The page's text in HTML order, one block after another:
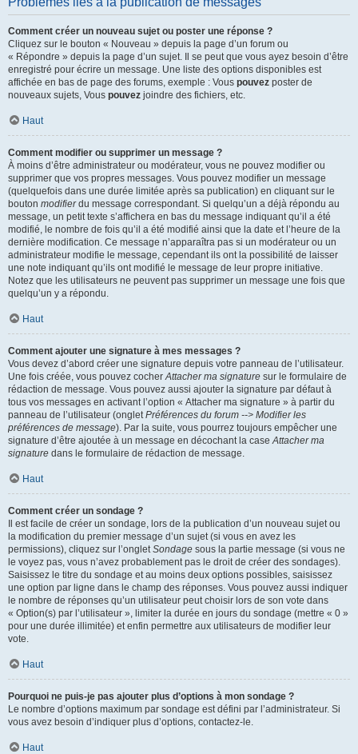
Comment créer un nouveau sujet ou poster une réponse ?
Cliquez sur le bouton « Nouveau » depuis la page d’un forum ou
« Répondre » depuis la page d’un sujet. Il se peut que vous ayez besoin d’être
enregistré pour écrire un message. Une liste des options disponibles est
affichée en bas de page des forums, exemple : Vous pouvez poster de
nouveaux sujets, Vous pouvez joindre des fichiers, etc.
Haut
Comment modifier ou supprimer un message ?
À moins d’être administrateur ou modérateur, vous ne pouvez modifier ou
supprimer que vos propres messages. Vous pouvez modifier un message
(quelquefois dans une durée limitée après sa publication) en cliquant sur le
bouton modifierdu message correspondant. Si quelqu’un a déjà répondu au
message, un petit texte s’affichera en bas du message indiquant qu’il a été
modifié, le nombre de fois qu’il a été modifié ainsi que la date et l’heure de la
dernière modification. Ce message n’apparaîtra pas si un modérateur ou un
administrateur modifie le message, cependant ils ont la possibilité de laisser
une note indiquant qu’ils ont modifié le message de leur propre initiative.
Notez que les utilisateurs ne peuvent pas supprimer un message une fois que
quelqu’un y a répondu.
Haut
Comment ajouter une signature à mes messages ?
Vous devez d’abord créer une signature depuis votre panneau de l’utilisateur.
Une fois créée, vous pouvez cocherAttacher ma signature sur le formulaire de
rédaction de message. Vous pouvez aussi ajouter la signature par défaut à
tous vos messages en activant l’option « Attacher ma signature » à partir du
panneau de l’utilisateur (ongletPréférences du forum --> Modifier les
préférences de message). Par la suite, vous pourrez toujours empêcher une
signature d’être ajoutée à un message en décochant la caseAttacher ma
signature dans le formulaire de rédaction de message.
Haut
Comment créer un sondage ?
Il est facile de créer un sondage, lors de la publication d’un nouveau sujet ou
la modification du premier message d’un sujet (si vous en avez les
permissions), cliquez sur l’ongletSondage sous la partie message (si vous ne
le voyez pas, vous n’avez probablement pas le droit de créer des sondages).
Saisissez le titre du sondage et au moins deux options possibles, saisissez
une option par ligne dans le champ des réponses. Vous pouvez aussi indiquer
le nombre de réponses qu’un utilisateur peut choisir lors de son vote dans
« Option(s) par l’utilisateur », limiter la durée en jours du sondage (mettre « 0 »
pour une durée illimitée) et enfin permettre aux utilisateurs de modifier leur
vote.
Haut
Pourquoi ne puis-je pas ajouter plus d’options à mon sondage ?
Le nombre d’options maximum par sondage est défini par l’administrateur. Si
vous avez besoin d’indiquer plus d’options, contactez-le.
Haut